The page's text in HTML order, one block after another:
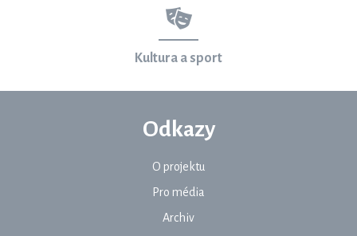
Kultura a sport
Odkazy
O projektu
Pro média
Archiv